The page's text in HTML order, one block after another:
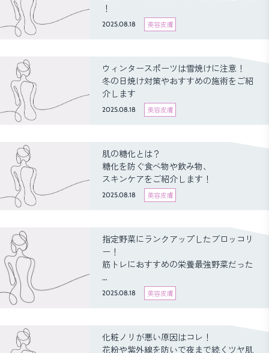
！
2025.08.18 美容皮膚
ウィンタースポーツは雪焼けに注意！
冬の日焼け対策やおすすめの施術をご紹
介します
2025.08.18 美容皮膚
肌の糖化とは？
糖化を防ぐ食べ物や飲み物、
スキンケアをご紹介します！
2025.08.18 美容皮膚
指定野菜にランクアップしたブロッコリ
ー！
筋トレにおすすめの栄養最強野菜だった
…
2025.08.18 美容皮膚
化粧ノリが悪い原因はコレ！
花粉や紫外線を防いで夜まで続くツヤ肌